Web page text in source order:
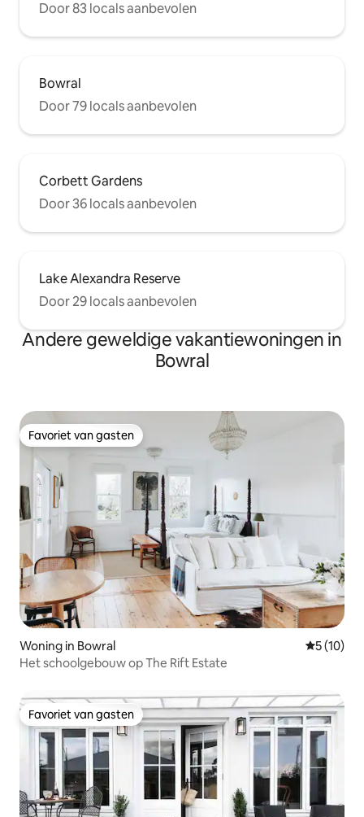
Door 83 locals aanbevolen
Bowral
Door 79 locals aanbevolen
Corbett Gardens
Door 36 locals aanbevolen
Lake Alexandra Reserve
Door 29 locals aanbevolen
Andere geweldige vakantiewoningen in
Bowral
Favoriet van gasten
Favoriet van gasten
Woning in Bowral
5 (10)
Het schoolgebouw op The Rift Estate
Favoriet van gasten
Favoriet van gasten